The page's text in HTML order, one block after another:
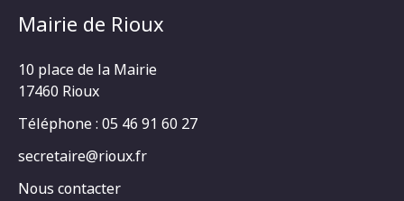
Mairie de Rioux
10 place de la Mairie
17460 Rioux
Téléphone : 05 46 91 60 27
secretaire@rioux.fr
Nous contacter